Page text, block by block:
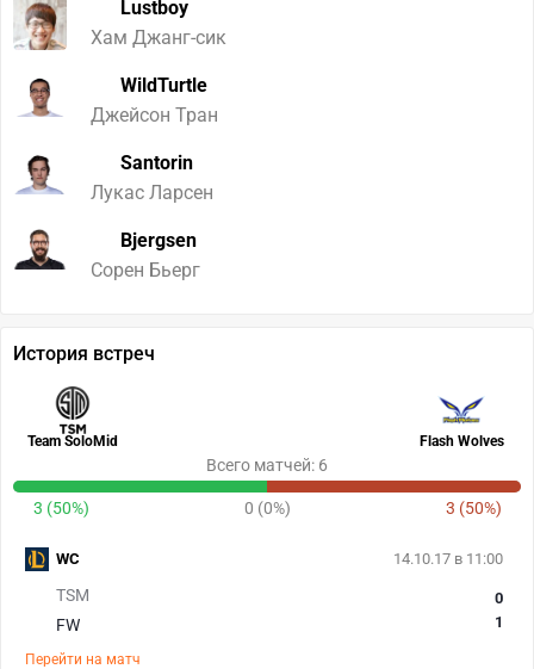
Lustboy
Хам Джанг-сик
WildTurtle
Джейсон Тран
Santorin
Лукас Ларсен
Bjergsen
Сорен Бьерг
История встреч
Team SoloMid Flash Wolves
Всего матчей: 6
3 (50%) 0 (0%) 3 (50%)
14.10.17 в 11:00
TSM
FW
0
1
Перейти на матч
WC